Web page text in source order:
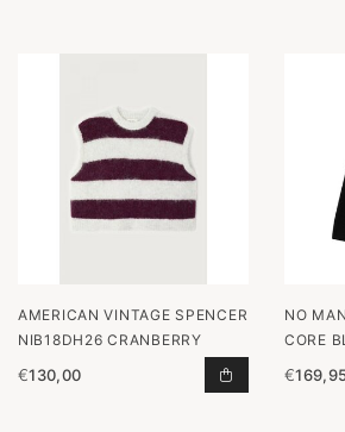
AMERICAN VINTAGE SPENCER
NIB18DH26 CRANBERRY
€130,00 SPENCER
NO
CORE
€